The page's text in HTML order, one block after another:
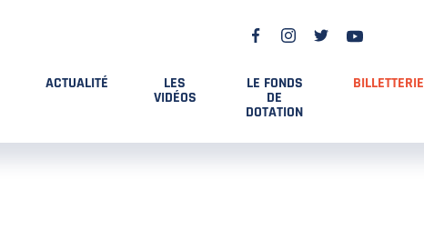
ACTUALITÉ LES
VIDÉOS
LE FONDS
DE
DOTATION
BILLETTERIE